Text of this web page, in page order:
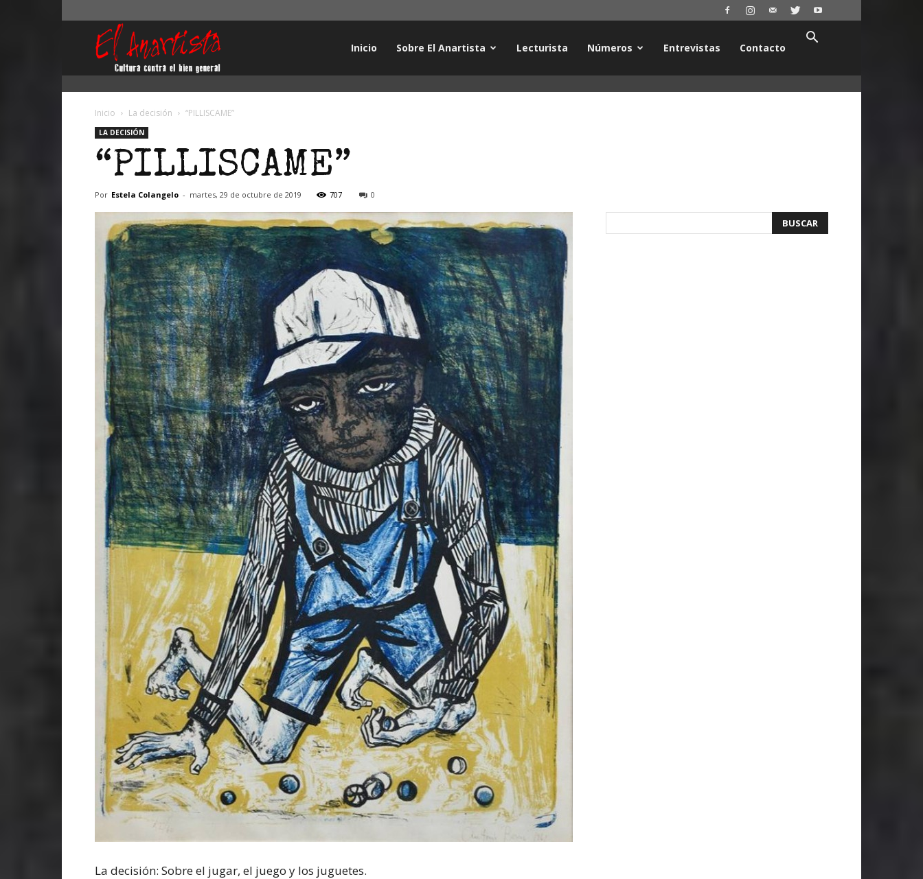
Inicio Sobre El Anartista Lecturista Números Entrevistas Contacto
Inicio La decisión “PILLISCAME”
LA DECISIÓN
“PILLISCAME”
Por Estela Colangelo - martes, 29 de octubre de 2019 707 0
La decisión: Sobre el jugar, el juego y los juguetes.